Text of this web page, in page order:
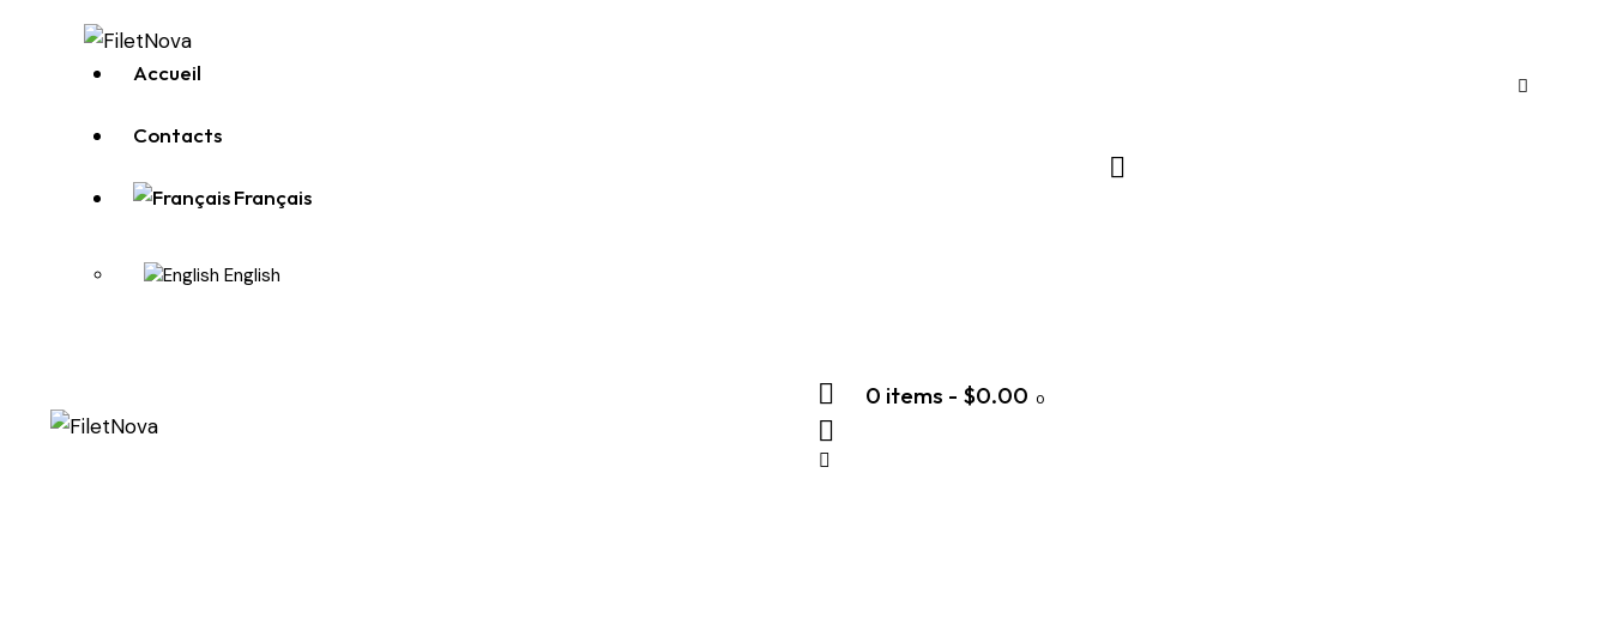
Accueil
Contacts
Français
English
0 items - $0.00 0